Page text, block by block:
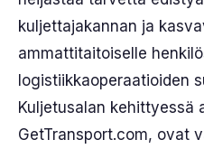
kuljettajakannan ja
ammattitaitoiselle
logistiikkaoperaatioiden
Kuljetusalan kehittyessä
GetTransport.com, ovat